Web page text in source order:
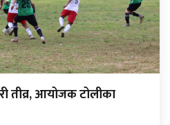
तीव्र, आयोजक टोलीका